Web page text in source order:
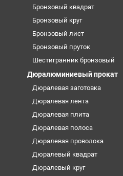
Бронзовый квадрат
Бронзовый круг
Бронзовый лист
Бронзовый пруток
Шестигранник бронзовый
Дюралюминиевый прокат
Дюралевая заготовка
Дюралевая лента
Дюралевая плита
Дюралевая полоса
Дюралевая проволока
Дюралевый квадрат
Дюралевый круг